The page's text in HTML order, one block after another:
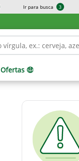
Ir para busca 3
Ofertas 🤑